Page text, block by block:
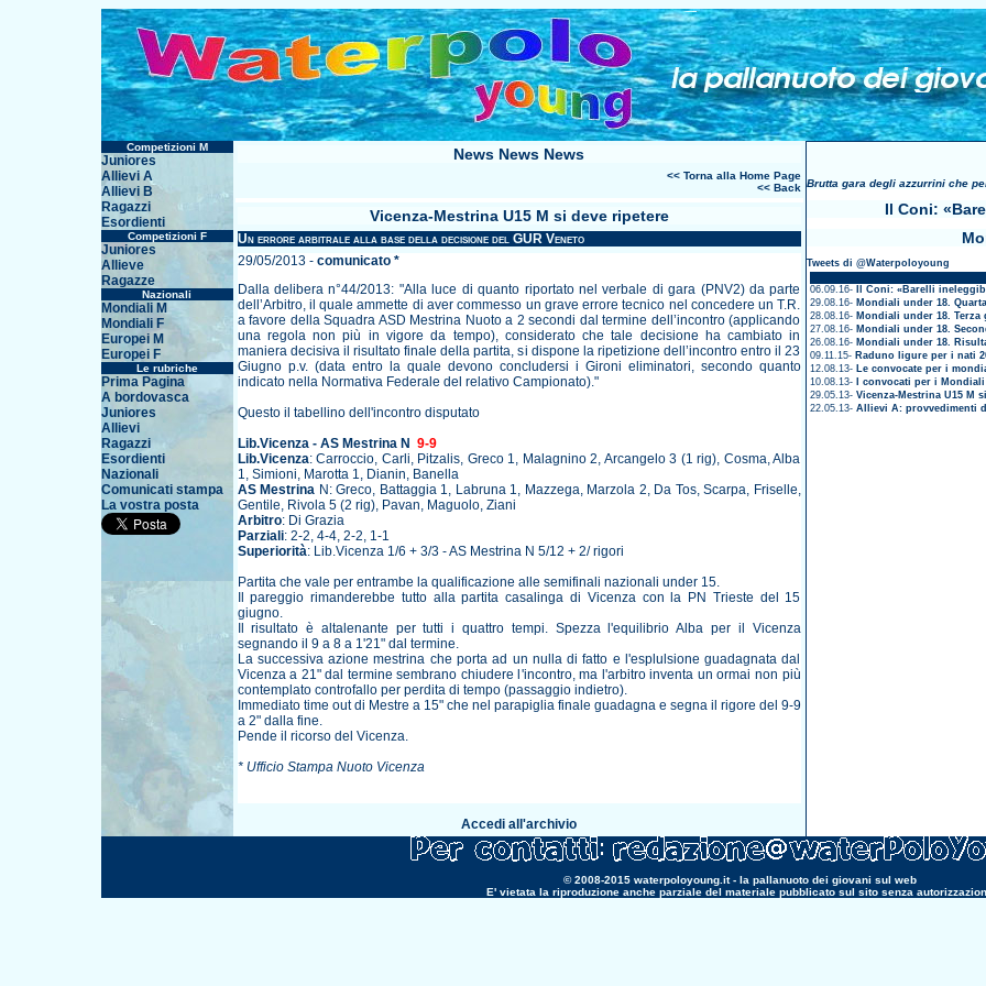
Competizioni M
Juniores
Allievi A
Allievi B
Ragazzi
Esordienti
Competizioni F
Juniores
Allieve
Ragazze
Nazionali
Mondiali M
Mondiali F
Europei M
Europei F
Le rubriche
Prima Pagina
A bordovasca
Juniores
Allievi
Ragazzi
Esordienti
Nazionali
Comunicati stampa
La vostra posta
News News News
<< Torna alla Home Page
<< Back
Vicenza-Mestrina U15 M si deve ripetere
Un errore arbitrale alla base della decisione del GUR Veneto
29/05/2013 - comunicato *
Dalla delibera n°44/2013: "Alla luce di quanto riportato nel verbale di gara (PNV2) da parte
dell’Arbitro, il quale ammette di aver commesso un grave errore tecnico nel concedere un T.R.
a favore della Squadra ASD Mestrina Nuoto a 2 secondi dal termine dell’incontro (applicando
una regola non più in vigore da tempo), considerato che tale decisione ha cambiato in
maniera decisiva il risultato finale della partita, si dispone la ripetizione dell’incontro entro il 23
Giugno p.v. (data entro la quale devono concludersi i Gironi eliminatori, secondo quanto
indicato nella Normativa Federale del relativo Campionato)."
Questo il tabellino dell'incontro disputato
Lib.Vicenza - AS Mestrina N 9-9
Lib.Vicenza: Carroccio, Carli, Pitzalis, Greco 1, Malagnino 2, Arcangelo 3 (1 rig), Cosma, Alba
1, Simioni, Marotta 1, Dianin, Banella
AS Mestrina N: Greco, Battaggia 1, Labruna 1, Mazzega, Marzola 2, Da Tos, Scarpa, Friselle,
Gentile, Rivola 5 (2 rig), Pavan, Maguolo, Ziani
Arbitro: Di Grazia
Parziali: 2-2, 4-4, 2-2, 1-1
Superiorità: Lib.Vicenza 1/6 + 3/3 - AS Mestrina N 5/12 + 2/ rigori
Partita che vale per entrambe la qualificazione alle semifinali nazionali under 15.
Il pareggio rimanderebbe tutto alla partita casalinga di Vicenza con la PN Trieste del 15
giugno.
Il risultato è altalenante per tutti i quattro tempi. Spezza l'equilibrio Alba per il Vicenza
segnando il 9 a 8 a 1'21" dal termine.
La successiva azione mestrina che porta ad un nulla di fatto e l'esplulsione guadagnata dal
Vicenza a 21" dal termine sembrano chiudere l'incontro, ma l'arbitro inventa un ormai non più
contemplato controfallo per perdita di tempo (passaggio indietro).
Immediato time out di Mestre a 15" che nel parapiglia finale guadagna e segna il rigore del 9-9
a 2" dalla fine.
Pende il ricorso del Vicenza.
* Ufficio Stampa Nuoto Vicenza
Accedi all'archivio
Brutta gara degli azzurrini che
Il Coni:
Tweets di @Waterpoloyoung
06.09.16-
Il Coni: «Barelli
29.08.16- Mondiali under 18.
28.08.16- Mondiali under 18. Terza
27.08.16- Mondiali under 18.
26.08.16- Mondiali under 18.
09.11.15- Raduno ligure per i nati
12.08.13- Le convocate per i
10.08.13-
I convocati per i
29.05.13- Vicenza-Mestrina U15 M
22.05.13- Allievi A: provvedimenti
© 2008-2015 waterpoloyoung.it - la pallanuoto dei giovani sul web
E' vietata la riproduzione anche parziale del materiale pubblicato sul sito senza